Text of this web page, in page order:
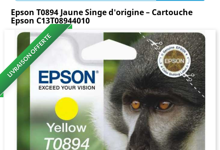
Epson T0894 Jaune Singe d'origine – Cartouche
Epson C13T08944010
LIVRAISON OFFERTE